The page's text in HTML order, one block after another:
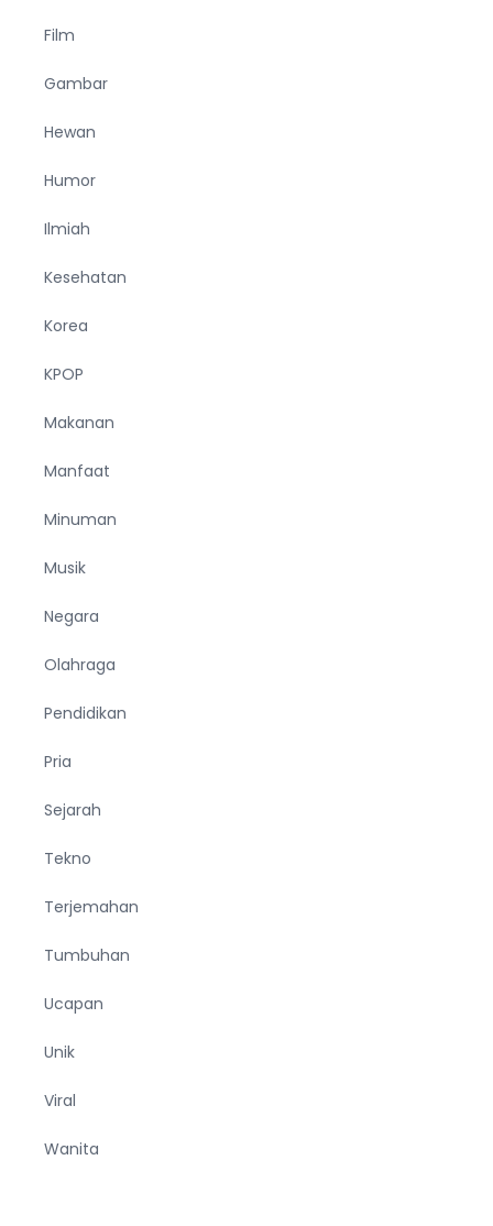
Film
Gambar
Hewan
Humor
Ilmiah
Kesehatan
Korea
KPOP
Makanan
Manfaat
Minuman
Musik
Negara
Olahraga
Pendidikan
Pria
Sejarah
Tekno
Terjemahan
Tumbuhan
Ucapan
Unik
Viral
Wanita